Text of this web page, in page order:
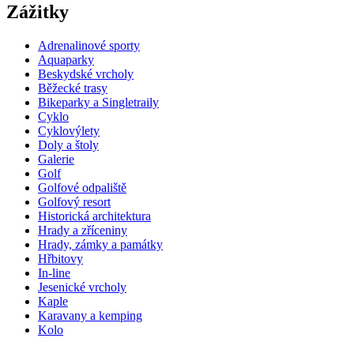
Zážitky
Adrenalinové sporty
Aquaparky
Beskydské vrcholy
Běžecké trasy
Bikeparky a Singletraily
Cyklo
Cyklovýlety
Doly a štoly
Galerie
Golf
Golfové odpaliště
Golfový resort
Historická architektura
Hrady a zříceniny
Hrady, zámky a památky
Hřbitovy
In-line
Jesenické vrcholy
Kaple
Karavany a kemping
Kolo